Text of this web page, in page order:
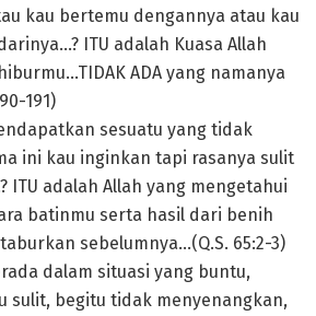
kau bertemu dengannya atau kau
ITU adalah Kuasa Allah
ADA yang namanya
191)
sesuatu yang tidak
ini kau inginkan tapi rasanya sulit
ITU adalah Allah yang mengetahui
batinmu serta hasil dari benih
sebelumnya…(Q.S. 65:2-3)
dalam situasi yang buntu,
sulit, begitu tidak menyenangkan,